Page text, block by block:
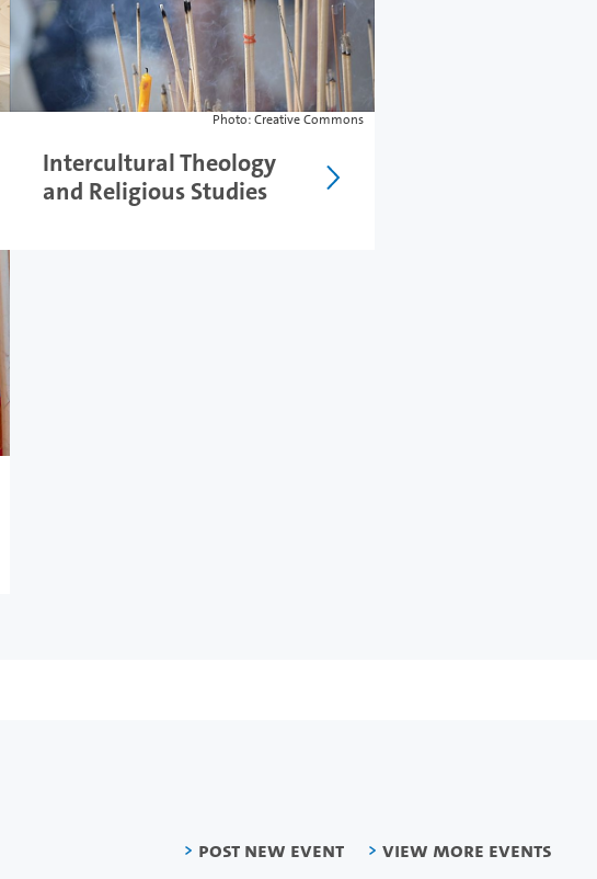
Photo: Creative Commons
Intercultural Theology
and Religious Studies
Post new event View more events